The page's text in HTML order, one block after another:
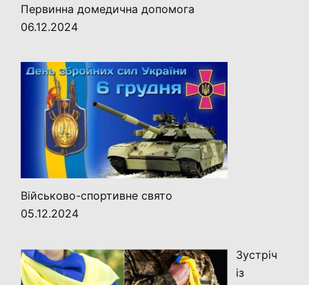
Первинна домедична допомога
06.12.2024
Військово-спортивне свято
05.12.2024
Зустріч
із